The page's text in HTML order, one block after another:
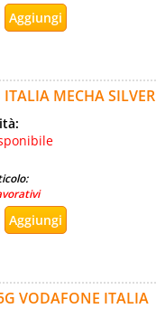
MECHA SILVER
VODAFONE ITALIA